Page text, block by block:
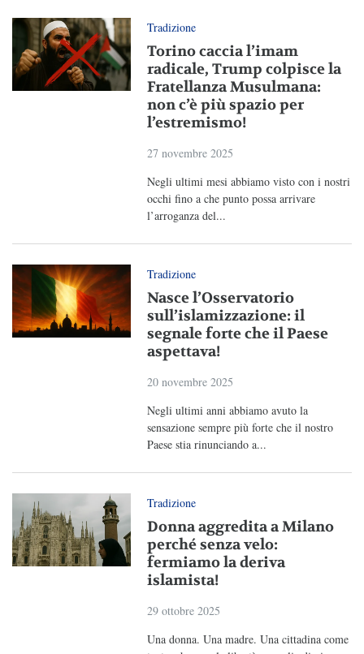
Tradizione
Torino caccia l’imam
radicale, Trump colpisce la
Fratellanza Musulmana:
non c’è più spazio per
l’estremismo!
27 novembre 2025
Negli ultimi mesi abbiamo visto con i nostri
occhi fino a che punto possa arrivare
l’arroganza del...
Tradizione
Nasce l’Osservatorio
sull’islamizzazione: il
segnale forte che il Paese
aspettava!
20 novembre 2025
Negli ultimi anni abbiamo avuto la
sensazione sempre più forte che il nostro
Paese stia rinunciando a...
Tradizione
Donna aggredita a Milano
perché senza velo:
fermiamo la deriva
islamista!
29 ottobre 2025
Una donna. Una madre. Una cittadina come